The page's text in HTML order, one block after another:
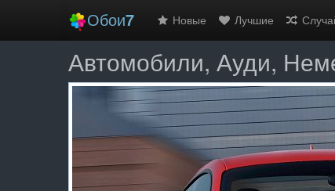
Обои7 Новые Лучшие
Автомобили, Ауди,